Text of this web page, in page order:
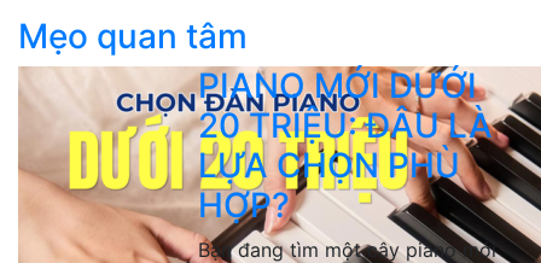
Mẹo quan tâm
PIANO MỚI DƯỚI
20 TRIỆU: ĐÂU LÀ
LỰA CHỌN PHÙ
HỢP?
Bạn đang tìm một cây piano mới